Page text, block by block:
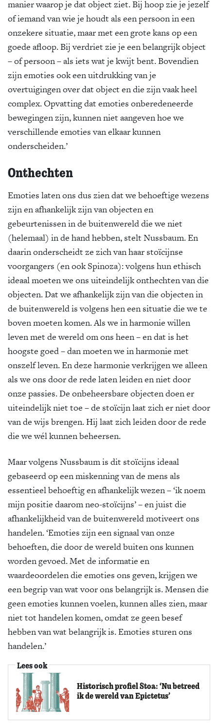
manier waarop je dat object ziet. Bij hoop zie je jezelf
of iemand van wie je houdt als een persoon in een
onzekere situatie, maar met een grote kans op een
goede afloop. Bij verdriet zie je een belangrijk object
– of persoon – als iets wat je kwijt bent. Bovendien
zijn emoties ook een uitdrukking van je
overtuigingen over dat object en die zijn vaak heel
complex. Opvatting dat emoties onberedeneerde
bewegingen zijn, kunnen niet aangeven hoe we
verschillende emoties van elkaar kunnen
onderscheiden.’
Onthechten
Emoties laten ons dus zien dat we behoeftige wezens
zijn en afhankelijk zijn van objecten en
gebeurtenissen in de buitenwereld die we niet
(helemaal) in de hand hebben, stelt Nussbaum. En
daarin onderscheidt ze zich van haar stoïcijnse
voorgangers (en ook Spinoza): volgens hun ethisch
ideaal moeten we ons uiteindelijk onthechten van die
objecten. Dat we afhankelijk zijn van die objecten in
de buitenwereld is volgens hen een situatie die we te
boven moeten komen. Als we in harmonie willen
leven met de wereld om ons heen – en dat is het
hoogste goed – dan moeten we in harmonie met
onszelf leven. En deze harmonie verkrijgen we alleen
als we ons door de rede laten leiden en niet door
onze passies. De onbeheersbare objecten doen er
uiteindelijk niet toe – de stoïcijn laat zich er niet door
van de wijs brengen. Hij laat zich leiden door de rede
die we wél kunnen beheersen.
Maar volgens Nussbaum is dit stoïcijns ideaal
gebaseerd op een miskenning van de mens als
essentieel behoeftig en afhankelijk wezen – ‘ik noem
mijn positie daarom neo-stoïcijns’ – en juist die
afhankelijkheid van de buitenwereld motiveert ons
handelen. ‘Emoties zijn een signaal van onze
behoeften, die door de wereld buiten ons kunnen
worden gevoed. Met de informatie en
waardeoordelen die emoties ons geven, krijgen we
een begrip van wat voor ons belangrijk is. Mensen die
geen emoties kunnen voelen, kunnen alles zien, maar
niet tot handelen komen, omdat ze geen besef
hebben van wat belangrijk is. Emoties sturen ons
handelen.’
Lees ook
Historisch profiel Stoa: ‘Nu betreed
ik de wereld van Epictetus’